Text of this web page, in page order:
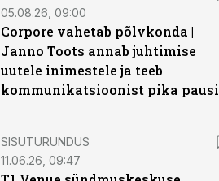
05.08.26, 09:00
Corpore vahetab põlvkonda |
Janno Toots annab juhtimise
uutele inimestele ja teeb
kommunikatsioonist pika pausi
ST
SISUTURUNDUS
11.06.26, 09:47